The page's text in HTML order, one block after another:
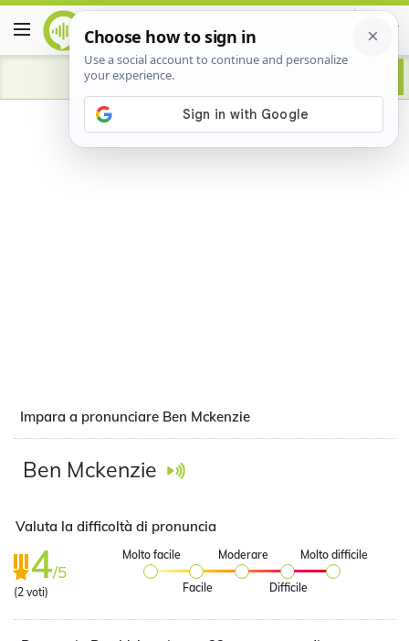
Advertisement
Impara a pronunciare Ben Mckenzie
Ben Mckenzie
Valuta la difficoltà di pronuncia
4/5
(2 voti)
Molto facile
Facile
Moderare
Difficile
Molto difficile